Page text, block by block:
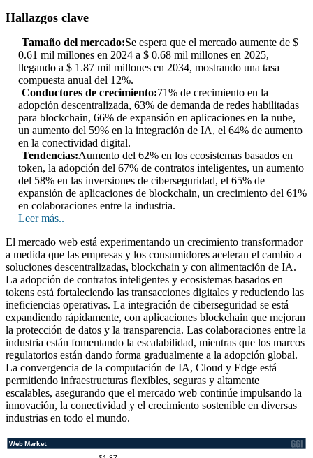
Hallazgos clave
Tamaño del mercado:Se espera que el mercado aumente de $
0.61 mil millones en 2024 a $ 0.68 mil millones en 2025,
llegando a $ 1.87 mil millones en 2034, mostrando una tasa
compuesta anual del 12%.
Conductores de crecimiento:71% de crecimiento en la
adopción descentralizada, 63% de demanda de redes habilitadas
para blockchain, 66% de expansión en aplicaciones en la nube,
un aumento del 59% en la integración de IA, el 64% de aumento
en la conectividad digital.
Tendencias:Aumento del 62% en los ecosistemas basados ​​en
token, la adopción del 67% de contratos inteligentes, un aumento
del 58% en las inversiones de ciberseguridad, el 65% de
expansión de aplicaciones de blockchain, un crecimiento del 61%
en colaboraciones entre la industria.
Leer más..
El mercado web está experimentando un crecimiento transformador
a medida que las empresas y los consumidores aceleran el cambio a
soluciones descentralizadas, blockchain y con alimentación de IA.
La adopción de contratos inteligentes y ecosistemas basados ​​en
tokens está fortaleciendo las transacciones digitales y reduciendo las
ineficiencias operativas. La integración de ciberseguridad se está
expandiendo rápidamente, con aplicaciones blockchain que mejoran
la protección de datos y la transparencia. Las colaboraciones entre la
industria están fomentando la escalabilidad, mientras que los marcos
regulatorios están dando forma gradualmente a la adopción global.
La convergencia de la computación de IA, Cloud y Edge está
permitiendo infraestructuras flexibles, seguras y altamente
escalables, asegurando que el mercado web continúe impulsando la
innovación, la conectividad y el crecimiento sostenible en diversas
industrias en todo el mundo.